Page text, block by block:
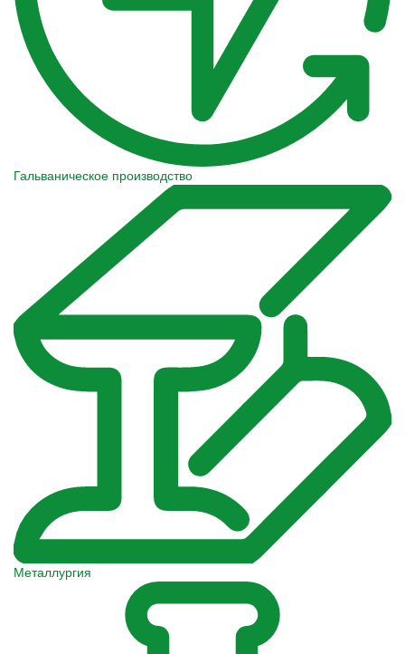
Гальваническое производство
Металлургия